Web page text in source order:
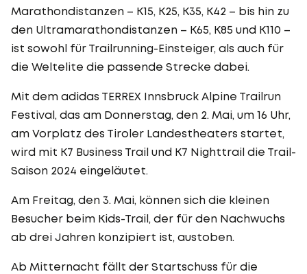
Marathondistanzen – K15, K25, K35, K42 – bis hin zu
den Ultramarathondistanzen – K65, K85 und K110 –
ist sowohl für Trailrunning-Einsteiger, als auch für
die Weltelite die passende Strecke dabei.
Mit dem adidas TERREX Innsbruck Alpine Trailrun
Festival, das am Donnerstag, den 2. Mai, um 16 Uhr,
am Vorplatz des Tiroler Landestheaters startet,
wird mit K7 Business Trail und K7 Nighttrail die Trail-
Saison 2024 eingeläutet.
Am Freitag, den 3. Mai, können sich die kleinen
Besucher beim Kids-Trail, der für den Nachwuchs
ab drei Jahren konzipiert ist, austoben.
Ab Mitternacht fällt der Startschuss für die